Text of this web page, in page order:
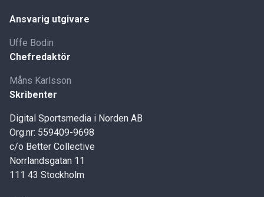
Ansvarig utgivare
Uffe Bodin
Chefredaktör
Måns Karlsson
Skribenter
Digital Sportsmedia i Norden AB
Org.nr: 559409-9698
c/o Better Collective
Norrlandsgatan 11
111 43 Stockholm